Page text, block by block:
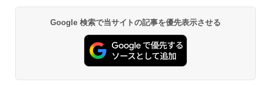
Google 検索で当サイトの記事を優先表示させる